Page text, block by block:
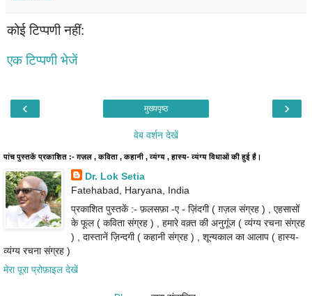
कोई टिप्पणी नहीं:
एक टिप्पणी भेजें
‹ ›
मुख्यपृष्ठ
वेब वर्शन देखें
पांच पुस्तकें प्रकाशित :- ग़ज़ल , कविता , कहानी , व्यंग्य , हास्य- व्यंग्य विधाओं की हुई हैं।
Dr. Lok Setia
Fatehabad, Haryana, India
प्रकाशित पुस्तकें :- फ़लसफ़ा -ए - ज़िंदगी ( ग़ज़ल संग्रह ) , एहसासों
के फूल ( कविता संग्रह ) , हमारे वक़्त की अनुगूंज ( व्यंग्य रचना संग्रह
) , दास्तानें ज़िन्दगी ( कहानी संग्रह ) , शून्यकाल का आलाप ( हास्य-
व्यंग्य रचना संग्रह )
मेरा पूरा प्रोफ़ाइल देखें